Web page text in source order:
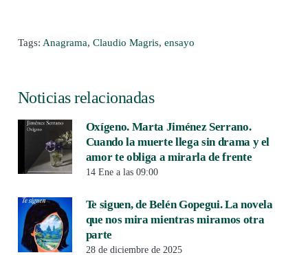
Tags: Anagrama, Claudio Magris, ensayo
Noticias relacionadas
Oxígeno. Marta Jiménez Serrano.
Cuando la muerte llega sin drama y el
amor te obliga a mirarla de frente
14 Ene a las 09:00
Te siguen, de Belén Gopegui. La novela
que nos mira mientras miramos otra
parte
28 de diciembre de 2025